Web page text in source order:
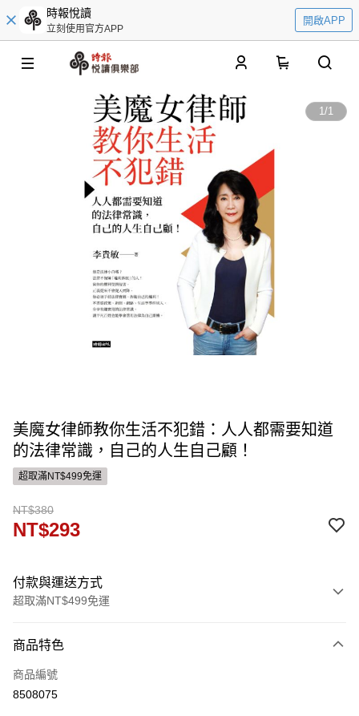
時報悅讀
立刻使用官方APP
開啟APP
1/1
美魔女律師教你生活不犯錯：人人都需要知道
的法律常識，自己的人生自己顧！
超取滿NT$499免運
NT$380
NT$293
付款與運送方式
超取滿NT$499免運
信用卡一次付款
ATM付款
商品特色
商品編號
8508075